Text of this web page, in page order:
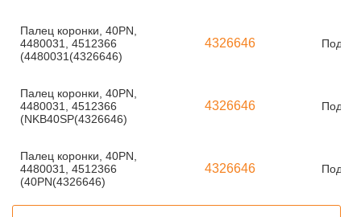
Палец коронки, 40PN,
4480031, 4512366
(4480031(4326646)
4326646 Под
Палец коронки, 40PN,
4480031, 4512366
(NKB40SP(4326646)
4326646 Под
Палец коронки, 40PN,
4480031, 4512366
(40PN(4326646)
4326646 Под